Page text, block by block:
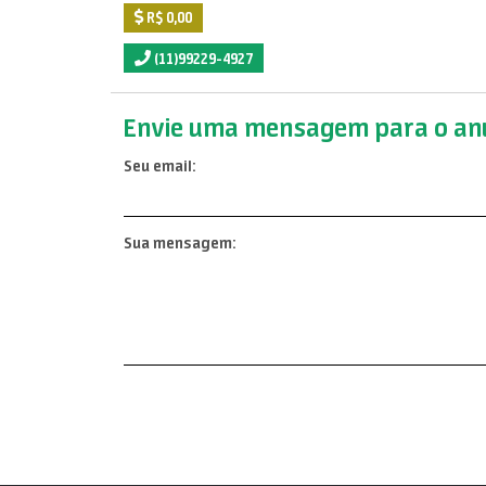
R$ 0,00
(11)99229-4927
Envie uma mensagem para o
Seu email:
Sua mensagem: